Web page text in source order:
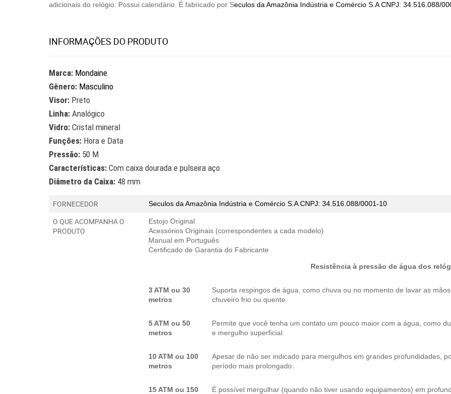
adicionais do relógio: Possui calendário. É fabricado por Seculos da Amazônia Indústria e Comércio S.A CNPJ: 34.516.088/
INFORMAÇÕES DO PRODUTO
Marca: Mondaine
Gênero: Masculino
Visor: Preto
Linha: Analógico
Vidro: Cristal mineral
Funções: Hora e Data
Pressão: 50 M
Características: Com caixa dourada e pulseira aço
Diâmetro da Caixa: 48 mm
FORNECEDOR Seculos da Amazônia Indústria e Comércio S.A CNPJ: 34.516.088/0001-10
O QUE ACOMPANHA O
PRODUTO
Estojo Original
Acessórios Originais (correspondentes a cada modelo)
Manual em Português
Certificado de Garantia do Fabricante
Resistência à pressão de água dos
3 ATM ou 30
metros
Suporta respingos de água, como chuva ou no momento de lavar as
chuveiro frio ou quente.
5 ATM ou 50
metros
Permite que você tenha um contato um pouco maior com a água, como
e mergulho superficial.
10 ATM ou 100
metros
Apesar de não ser indicado para mergulhos em grandes profundidades,
período mais prolongado.
15 ATM ou 150
É possível mergulhar (quando não tiver usando equipamentos) em